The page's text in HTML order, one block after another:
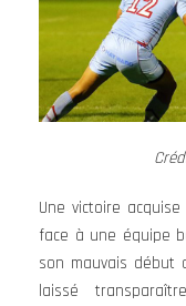
Une victoire
face à une équipe
son mauvais début
laissé